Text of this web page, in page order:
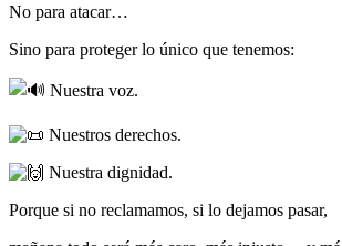
No para atacar…
Sino para proteger lo único que tenemos:
Nuestra voz.
Nuestros derechos.
Nuestra dignidad.
Porque si no reclamamos, si lo dejamos pasar,